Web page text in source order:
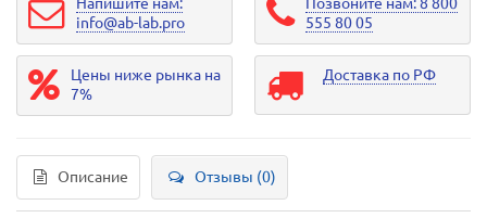
info@ab-lab.pro
555 80 05
Цены ниже рынка на
7%
Доставка по РФ
Описание Отзывы (0)